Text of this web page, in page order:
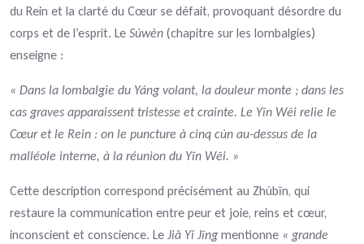
du Rein et la clarté du Cœur se défait, provoquant désordre du
corps et de l’esprit. Le Sùwèn (chapitre sur les lombalgies)
enseigne :
« Dans la lombalgie du Yáng volant, la douleur monte ; dans les
cas graves apparaissent tristesse et crainte. Le Yīn Wēi relie le
Cœur et le Rein : on le puncture à cinq cùn au-dessus de la
malléole interne, à la réunion du Yīn Wēi. »
Cette description correspond précisément au Zhùbīn, qui
restaure la communication entre peur et joie, reins et cœur,
inconscient et conscience. Le Jiǎ YǐJīng mentionne « grande